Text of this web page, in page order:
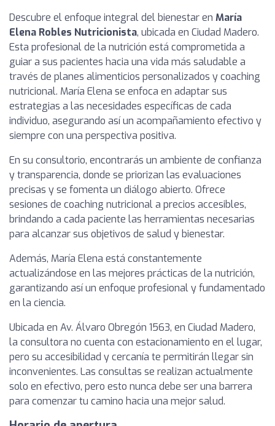
Descubre el enfoque integral del bienestar en María
Elena Robles Nutricionista, ubicada en Ciudad Madero.
Esta profesional de la nutrición está comprometida a
guiar a sus pacientes hacia una vida más saludable a
través de planes alimenticios personalizados y coaching
nutricional. María Elena se enfoca en adaptar sus
estrategias a las necesidades específicas de cada
individuo, asegurando así un acompañamiento efectivo y
siempre con una perspectiva positiva.
En su consultorio, encontrarás un ambiente de confianza
y transparencia, donde se priorizan las evaluaciones
precisas y se fomenta un diálogo abierto. Ofrece
sesiones de coaching nutricional a precios accesibles,
brindando a cada paciente las herramientas necesarias
para alcanzar sus objetivos de salud y bienestar.
Además, María Elena está constantemente
actualizándose en las mejores prácticas de la nutrición,
garantizando así un enfoque profesional y fundamentado
en la ciencia.
Ubicada en Av. Álvaro Obregón 1563, en Ciudad Madero,
la consultora no cuenta con estacionamiento en el lugar,
pero su accesibilidad y cercanía te permitirán llegar sin
inconvenientes. Las consultas se realizan actualmente
solo en efectivo, pero esto nunca debe ser una barrera
para comenzar tu camino hacia una mejor salud.